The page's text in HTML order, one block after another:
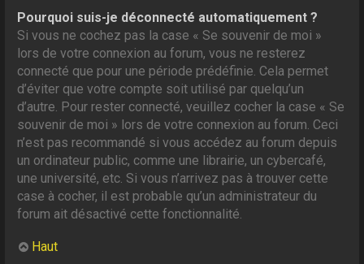
Pourquoi suis-je déconnecté automatiquement ?
Si vous ne cochez pas la case « Se souvenir de moi »
lors de votre connexion au forum, vous ne resterez
connecté que pour une période prédéfinie. Cela permet
d’éviter que votre compte soit utilisé par quelqu’un
d’autre. Pour rester connecté, veuillez cocher la case « Se
souvenir de moi » lors de votre connexion au forum. Ceci
n’est pas recommandé si vous accédez au forum depuis
un ordinateur public, comme une librairie, un cybercafé,
une université, etc. Si vous n’arrivez pas à trouver cette
case à cocher, il est probable qu’un administrateur du
forum ait désactivé cette fonctionnalité.
Haut